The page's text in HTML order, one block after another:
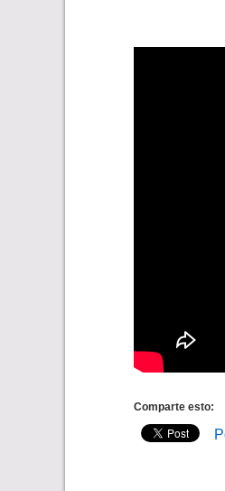
Comparte esto: